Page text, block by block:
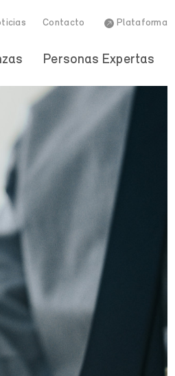
Personas Expertas
Contacto Plataforma